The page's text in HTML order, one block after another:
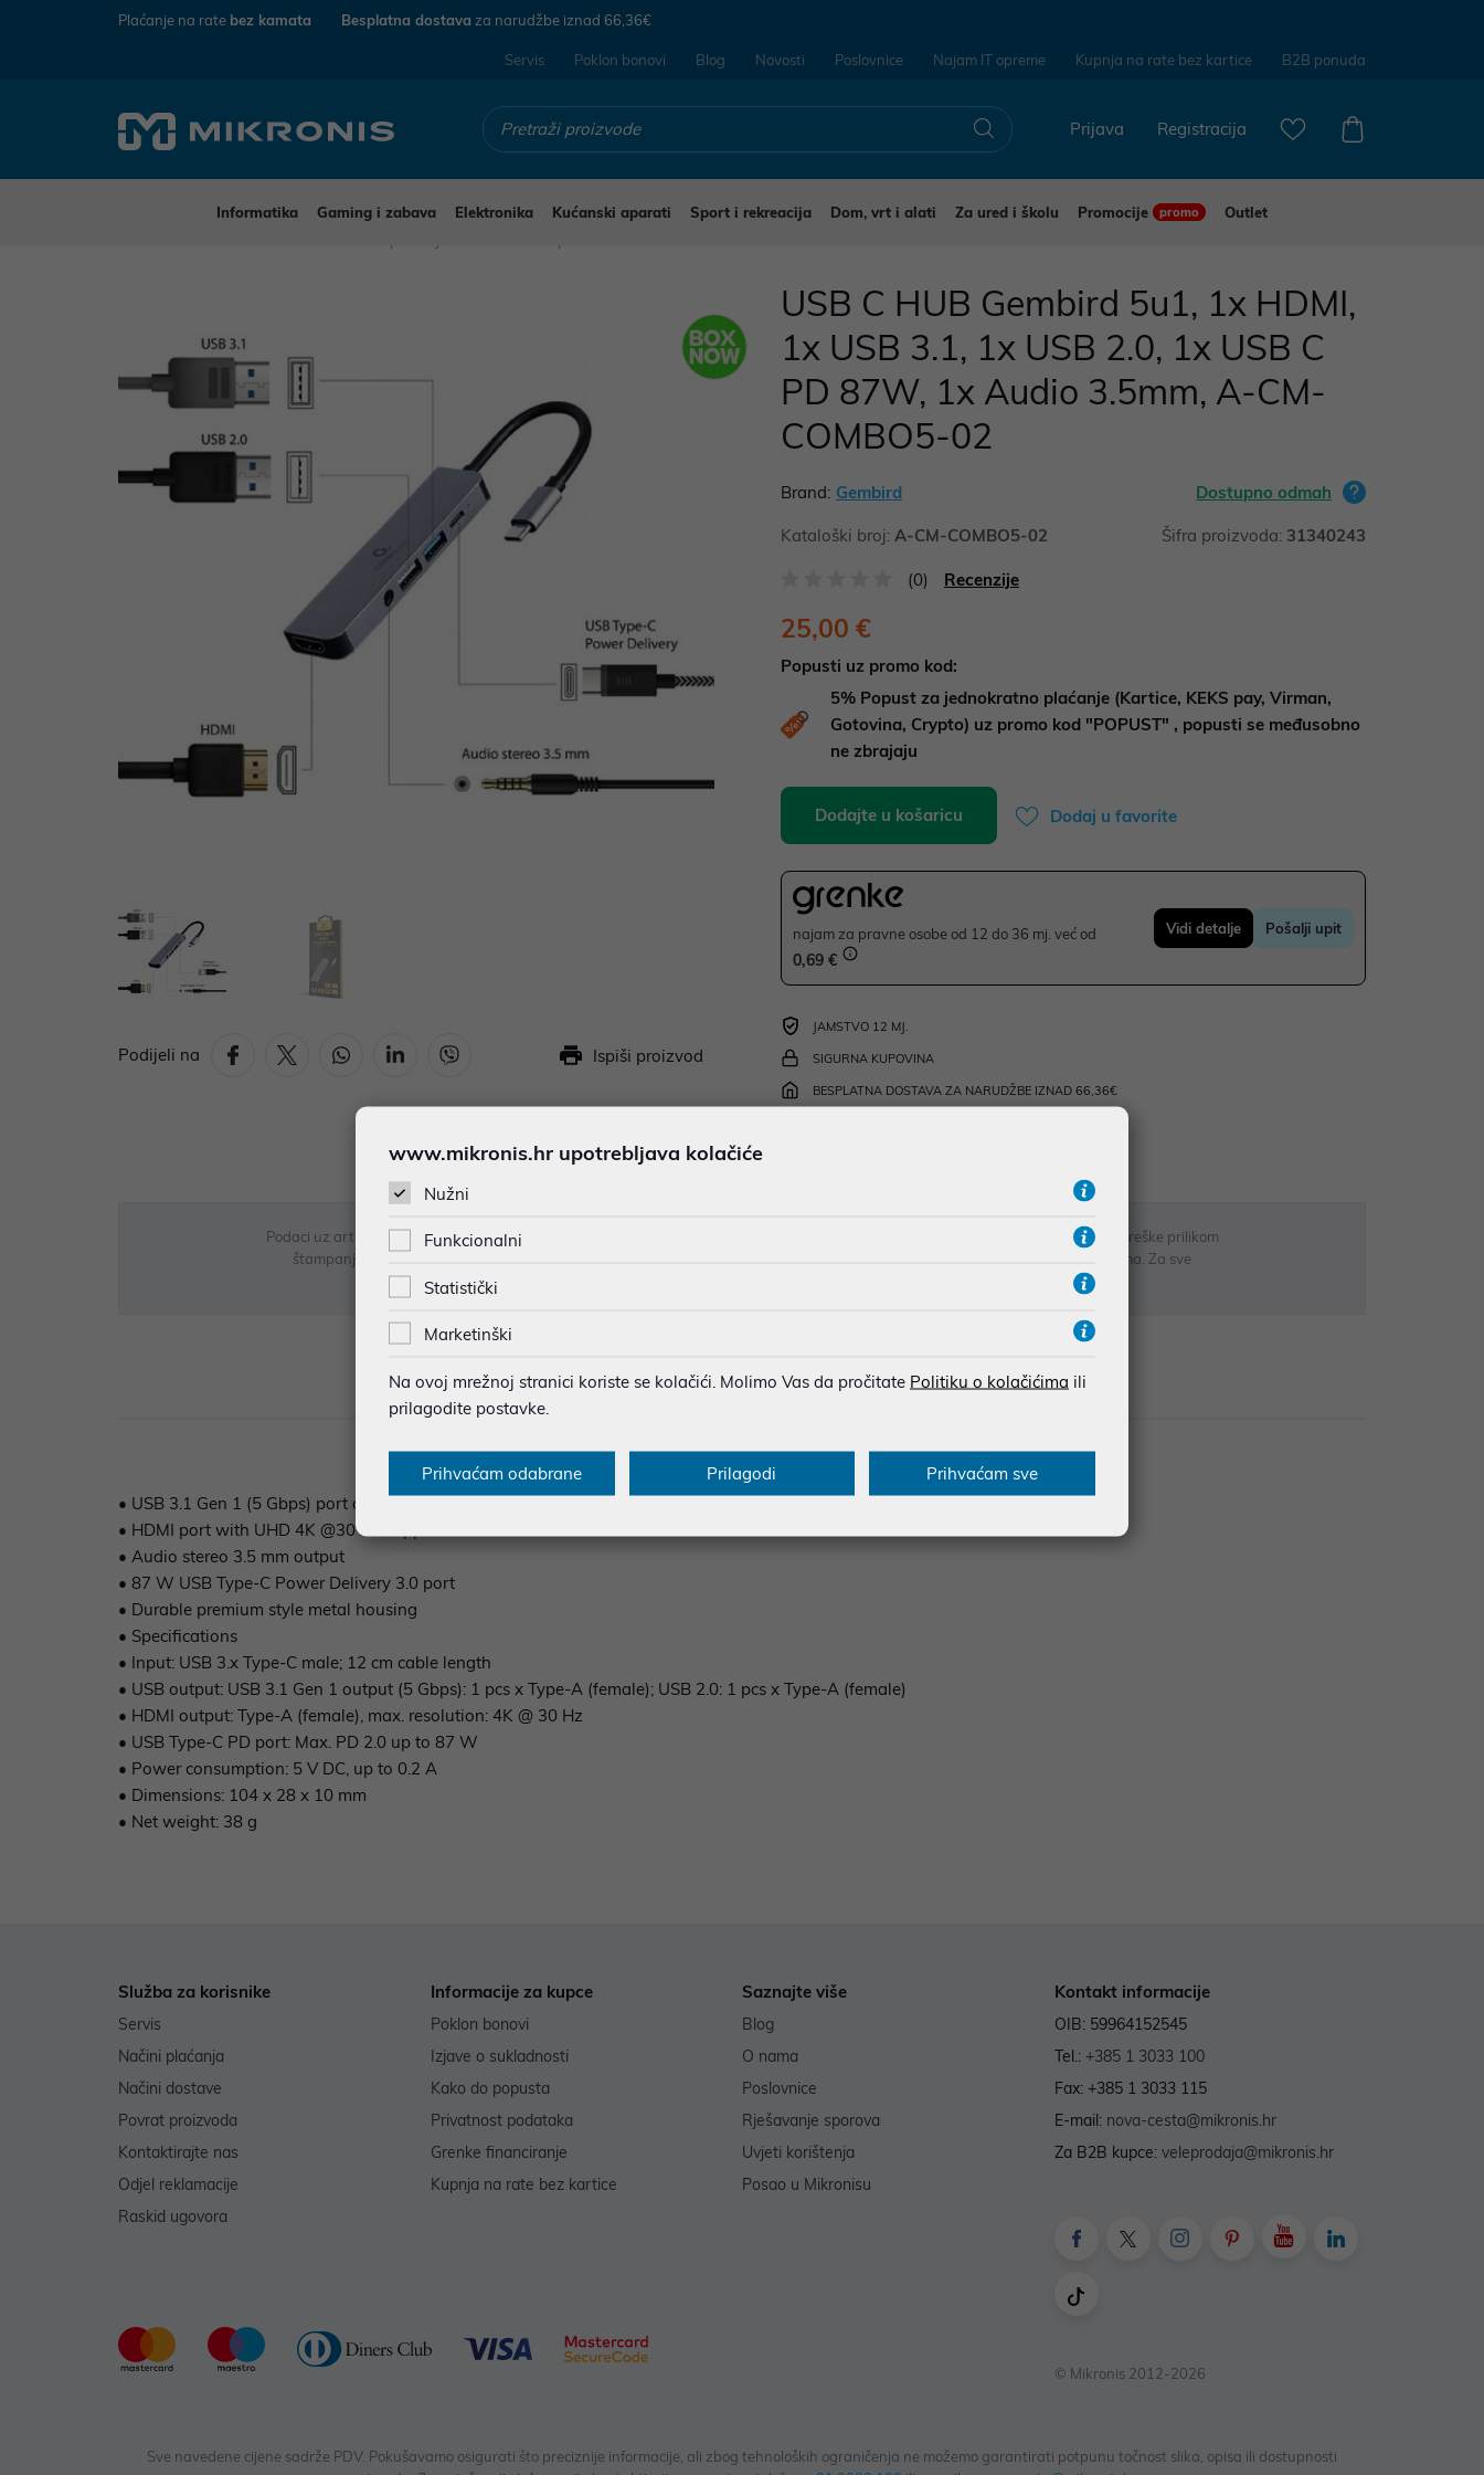
Plaćanje na rate bez kamata Besplatna dostava za narudžbe iznad 66,36€
Servis Poklon bonovi Blog Novosti Poslovnice Najam IT opreme Kupnja na rate bez kartice B2B ponuda
Registracija
Prijava
Informatika Gaming i zabava Elektronika Kućanski aparati Sport i rekreacija Dom, vrt i alati Za ured i školu Promocije promo
Outlet
Podijeli na Ispiši proizvod
USB C HUB Gembird 5u1, 1x HDMI,
1x USB 3.1, 1x USB 2.0, 1x USB C
PD 87W, 1x Audio 3.5mm, A-CM-
COMBO5-02
Brand: Gembird Dostupno odmah
Kataloški broj: A-CM-COMBO5-02 Šifra proizvoda: 31340243
(0) Recenzije
25,00 €
Popusti uz promo kod:
5% Popust za jednokratno plaćanje (Kartice, KEKS pay, Virman,
Gotovina, Crypto) uz promo kod "POPUST" , popusti se međusobno
ne zbrajaju
Dodajte u košaricu Dodaj u favorite
najam za pravne osobe od 12 do 36 mj. već od
0,69 €
Vidi detalje Pošalji upit
JAMSTVO 12 MJ.
SIGURNA KUPOVINA
BESPLATNA DOSTAVA ZA NARUDŽBE IZNAD 66,36€
Podaci uz artikle su prezentirani u dobroj namjeri. Mikronis d.o.o. ne odgovara za eventualne pogreške nastale u opisu proizvoda, greške prilikom
štampanja te promjene u dostupnosti i cijene. Slike artikala su ilustrativne prirode te ne moraju u potpunosti odgovarati artiklima. Za sve
eventualne nejasnoće možete nas kontaktirati na
Opis Specifikacija Raspoloživost Recenzije
• USB 3.1 Gen 1 (5 Gbps) port and USB 2.0 port
• HDMI port with UHD 4K @30 Hz support
• Audio stereo 3.5 mm output
• 87 W USB Type-C Power Delivery 3.0 port
• Durable premium style metal housing
• Specifications
• Input: USB 3.x Type-C male; 12 cm cable length
• USB output: USB 3.1 Gen 1 output (5 Gbps): 1 pcs x Type-A (female); USB 2.0: 1 pcs x Type-A (female)
• HDMI output: Type-A (female), max. resolution: 4K @ 30 Hz
• USB Type-C PD port: Max. PD 2.0 up to 87 W
• Power consumption: 5 V DC, up to 0.2 A
• Dimensions: 104 x 28 x 10 mm
• Net weight: 38 g
Služba za korisnike
Servis
Načini plaćanja
Načini dostave
Povrat proizvoda
Kontaktirajte nas
Odjel reklamacije
Raskid ugovora
Informacije za kupce
Poklon bonovi
Izjave o sukladnosti
Kako do popusta
Privatnost podataka
Grenke financiranje
Kupnja na rate bez kartice
Saznajte više
Blog
O nama
Poslovnice
Rješavanje sporova
Uvjeti korištenja
Posao u Mikronisu
Kontakt informacije
OIB: 59964152545
Tel.: +385 1 3033 100
Fax: +385 1 3033 115
E-mail: nova-cesta@mikronis.hr
Za B2B kupce: veleprodaja@mikronis.hr
© Mikronis 2012-2026
Sve navedene cijene sadrže PDV. Pokušavamo osigurati što preciznije informacije, ali zbog tehnoloških ograničenja ne možemo garantirati potpunu točnost slika, opisa ili dostupnosti
www.mikronis.hr upotrebljava kolačiće
Nužni
Funkcionalni
Statistički
Marketinški
Na ovoj mrežnoj stranici koriste se kolačići. Molimo Vas da pročitate Politiku o kolačićima ili
prilagodite postavke.
Prihvaćam odabrane Prilagodi Prihvaćam sve